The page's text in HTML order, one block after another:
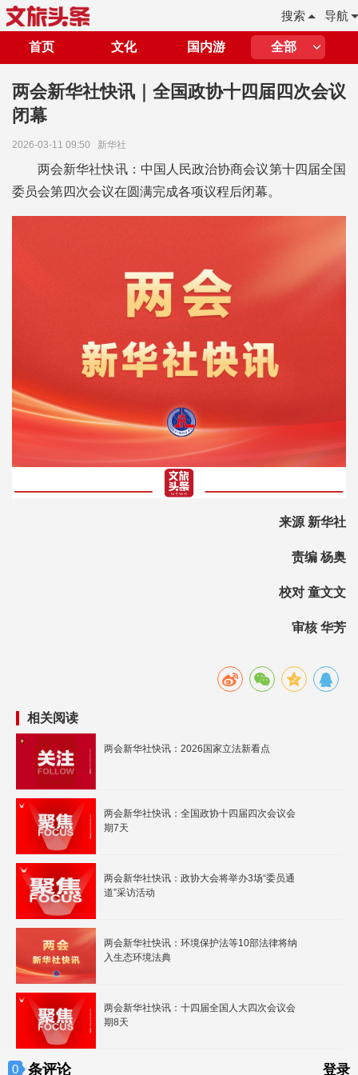
导航
搜索
首页 文化 国内游 全部
两会新华社快讯｜全国政协十四届四次会议
闭幕
2026-03-11 09:50 新华社
两会新华社快讯：中国人民政治协商会议第十四届全国
委员会第四次会议在圆满完成各项议程后闭幕。
来源 新华社
责编 杨奥
校对 童文文
审核 华芳
相关阅读
两会新华社快讯：2026国家立法新看点
两会新华社快讯：全国政协十四届四次会议会
期7天
两会新华社快讯：政协大会将举办3场“委员通
道”采访活动
两会新华社快讯：环境保护法等10部法律将纳
入生态环境法典
两会新华社快讯：十四届全国人大四次会议会
期8天
0 条评论 登录